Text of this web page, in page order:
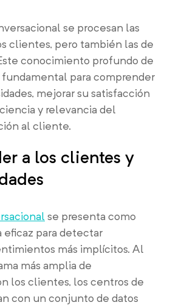
se procesan las
clientes, pero también las de
conocimiento profundo de
fundamental para comprender
mejorar su satisfacción
y relevancia del
al cliente.
a los clientes y
se presenta como
eficaz para detectar
más implícitos. Al
más amplia de
los clientes, los centros de
con un conjunto de datos